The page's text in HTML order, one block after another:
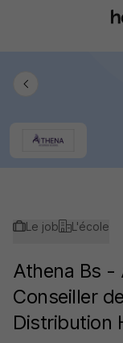
Le job L'école
Athena Bs -
Conseiller
Distribution